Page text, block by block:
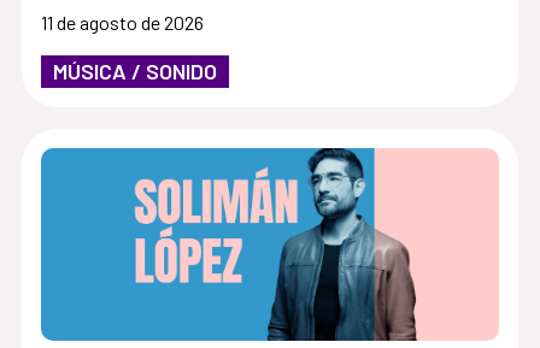
11 de agosto de 2026
MÚSICA / SONIDO